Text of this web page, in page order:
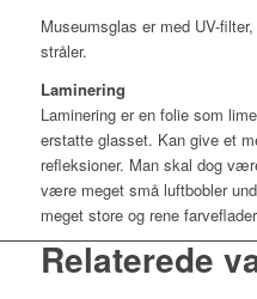
Museumsglas er med UV-
stråler.
Laminering
Laminering er en folie som
erstatte glasset. Kan give et
refleksioner. Man skal dog
være meget små luftbobler
meget store og rene
Relaterede